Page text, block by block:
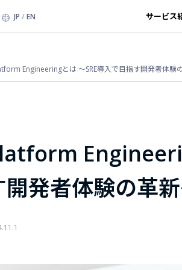
EN
JP サービス
Engineeringとは 〜SRE導入で目指す開発者体験
開発者体験の革